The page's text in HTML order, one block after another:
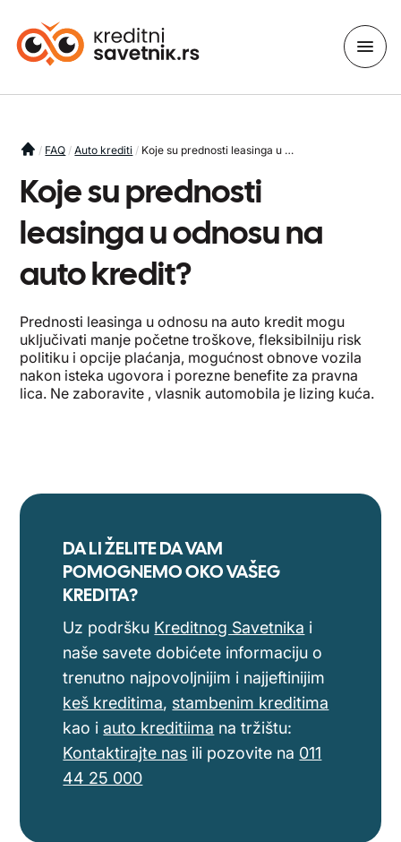
You are here
FAQ Auto krediti Koje su prednosti leasinga u odnosu na auto kredit?
Koje su prednosti
leasinga u odnosu na
auto kredit?
Prednosti leasinga u odnosu na auto kredit mogu
uključivati manje početne troškove, fleksibilniju risk
politiku i opcije plaćanja, mogućnost obnove vozila
nakon isteka ugovora i porezne benefite za pravna
lica. Ne zaboravite , vlasnik automobila je lizing kuća.
DA LI ŽELITE DA VAM
POMOGNEMO OKO VAŠEG
KREDITA?
Uz podršku Kreditnog Savetnika i
naše savete dobićete informaciju o
trenutno najpovoljnijim i najjeftinijim
keš kreditima, stambenim kreditima
kao iauto kreditiima na tržištu:
Kontaktirajte nas ili pozovite na 011
44 25 000